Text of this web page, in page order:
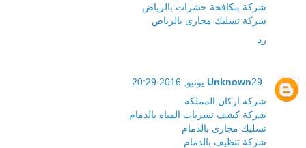
شركة مكافحة حشرات بالرياض
شركة تسليك مجارى بالرياض
رد
Unknown29 يونيو, 2016 20:29
شركة اركان المملكه
شركة كشف تسربات المياه بالدمام
تسليك مجارى بالدمام
شركة تنظيف بالدمام